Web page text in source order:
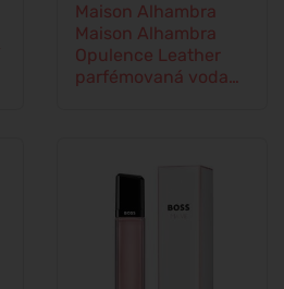
Maison Alhambra
Maison Alhambra
Opulence Leather
parfémovaná voda